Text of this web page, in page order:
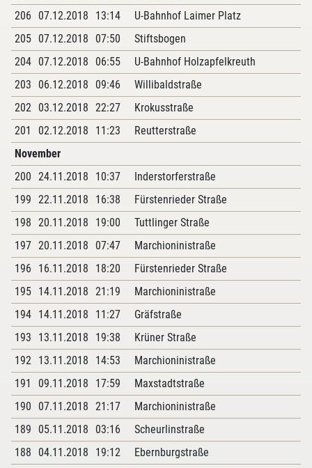
206
07.12.2018 13:14
U-Bahnhof Laimer Platz
205 07.12.2018 07:50
Stiftsbogen
204 07.12.2018 06:55
U-Bahnhof Holzapfelkreuth
203
06.12.2018 09:46
Willibaldstraße
202 03.12.2018 22:27
Krokusstraße
201
02.12.2018 11:23
Reutterstraße
November
200 24.11.2018 10:37
Inderstorferstraße
199 22.11.2018 16:38
Fürstenrieder Straße
198 20.11.2018 19:00
Tuttlinger Straße
197 20.11.2018 07:47
Marchioninistraße
196
16.11.2018 18:20
Fürstenrieder Straße
195 14.11.2018 21:19
Marchioninistraße
194 14.11.2018 11:27
Gräfstraße
193
13.11.2018 19:38
Krüner Straße
192 13.11.2018 14:53
Marchioninistraße
191
09.11.2018 17:59
Maxstadtstraße
190
07.11.2018 21:17
Marchioninistraße
189
05.11.2018 03:16
Scheurlinstraße
188
04.11.2018 19:12
Ebernburgstraße